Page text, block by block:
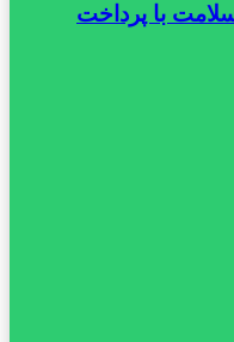
با پرداخت